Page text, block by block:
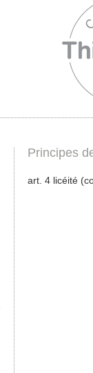
Principes
art. 4 licéité